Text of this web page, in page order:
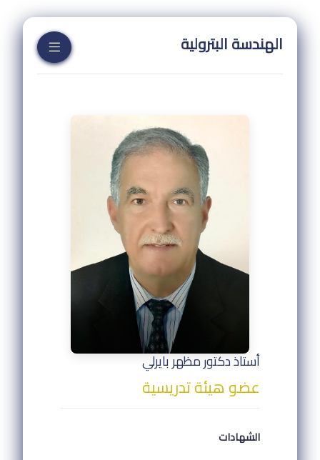
الهندسة البترولية
أستاذ دكتور مظهر بايرلي
عضو هيئة تدريسية
الشهادات